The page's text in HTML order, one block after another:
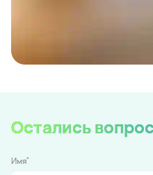
Остались
Имя*